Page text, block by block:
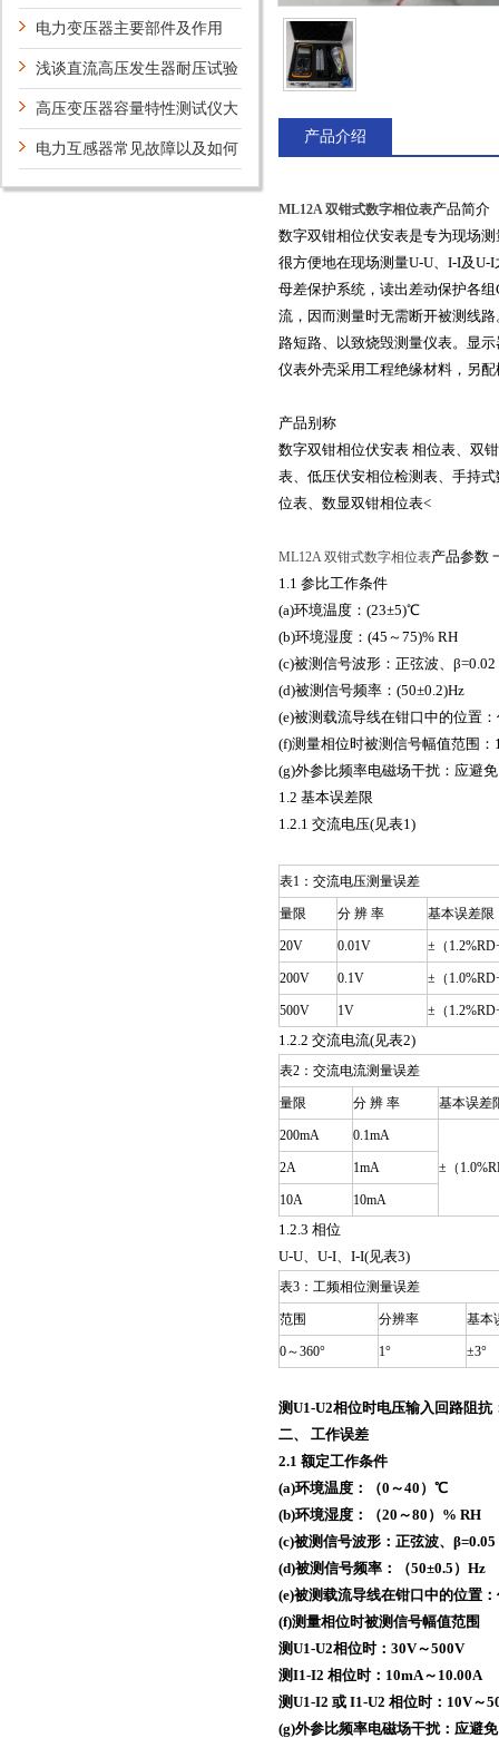
电力变压器主要部件及作用
浅谈直流高压发生器耐压试验
注意事项
高压变压器容量特性测试仪大
大提高了工作效率
电力互感器常见故障以及如何
解决？
产品介绍
ML12A 双钳式数字相位表产品简介
数字双钳相位伏安表是专为现场
很方便地在现场测量U-U、I-I及U-
母差保护系统，读出差动保护各
流，因而测量时无需断开被测线
路短路、以致烧毁测量仪表。显
仪表外壳采用工程绝缘材料，另
产品别称
数字双钳相位伏安表 相位表、双
表、低压伏安相位检测表、手持
位表、数显双钳相位表<
ML12A 双钳式数字相位表产品参数
1.1 参比工作条件
(a)环境温度：(23±5)℃
(b)环境湿度：(45～75)% RH
(c)被测信号波形：正弦波、β=0.02
(d)被测信号频率：(50±0.2)Hz
(e)被测载流导线在钳口中的位置
(f)测量相位时被测信号幅值范围：
(g)外参比频率电磁场干扰：应避免
1.2 基本误差限
1.2.1 交流电压(见表1)
表1：交流电压测量误差
量限 分 辨 率 基本误差限
20V 0.01V ±（
200V 0.1V ±（
500V 1V ±（
1.2.2 交流电流(见表2)
表2：交流电流测量误差
量限 分 辨 率 基本误差
200mA 0.1mA
±（
2A 1mA
10A 10mA
1.2.3 相位
U-U、U-I、I-I(见表3)
表3：工频相位测量误差
范围 分辨率 基本
0～360° 1° ±3°
测U1-U2相位时电压输入回路阻
二、 工作误差
2.1 额定工作条件
(a)环境温度：（0～40）℃
(b)环境湿度：（20～80）% RH
(c)被测信号波形：正弦波、β=0.05
(d)被测信号频率：（50±0.5）Hz
(e)被测载流导线在钳口中的位置
(f)测量相位时被测信号幅值范围
测U1-U2相位时：30V～500V
测I1-I2 相位时：10mA～10.00A
测U1-I2 或 I1-U2 相位时：10V～
(g)外参比频率电磁场干扰：应避免